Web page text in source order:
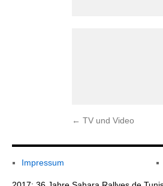
← TV und Video
Impressum